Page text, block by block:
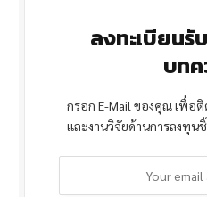
ลงทะเบียนรั
บท
กรอก E-Mail ของคุณ เพื่อ
และงานวิจัยด้านการลงทุน